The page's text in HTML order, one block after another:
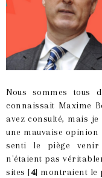
Nous sommes tous
connaissait Maxime
avez consulté, mais
une mauvaise opinion
senti le piège
n'étaient pas
sites [4] montraient le